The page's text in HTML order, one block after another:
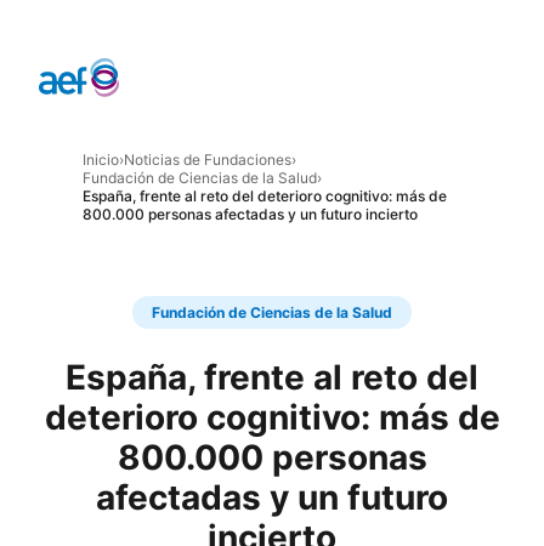
Inicio›Noticias de Fundaciones›
Fundación de Ciencias de la Salud›
España, frente al reto del deterioro cognitivo: más de
800.000 personas afectadas y un futuro incierto
Fundación de Ciencias de la Salud
España, frente al reto del
deterioro cognitivo: más de
800.000 personas
afectadas y un futuro
incierto